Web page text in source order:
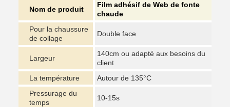
Nom de produit
Film adhésif de Web de fonte
chaude
Pour la chaussure
de collage
Double face
Largeur
140cm ou adapté aux besoins du
client
La température
Autour de 135°C
Pressurage du
temps
10-15s